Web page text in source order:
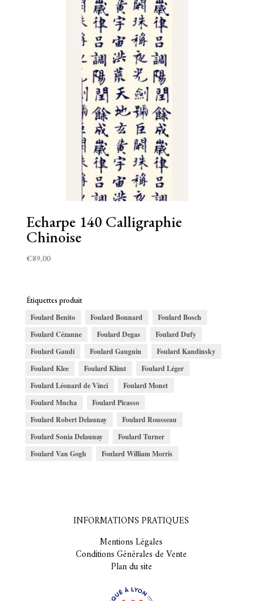
Echarpe 140 Calligraphie
Chinoise
€89,00
Étiquettes produit
Foulard Benito
Foulard Bonnard
Foulard Bosch
Foulard Cézanne
Foulard Degas
Foulard Dufy
Foulard Gaudí
Foulard Gauguin
Foulard Kandinsky
Foulard Klee
Foulard Klimt
Foulard Léger
Foulard Léonard de Vinci
Foulard Monet
Foulard Mucha
Foulard Picasso
Foulard Robert Delaunay
Foulard Rousseau
Foulard Sonia Delaunay
Foulard Turner
Foulard Van Gogh
Foulard William Morris
INFORMATIONS PRATIQUES
Mentions Légales
Conditions Générales de Vente
Plan du site